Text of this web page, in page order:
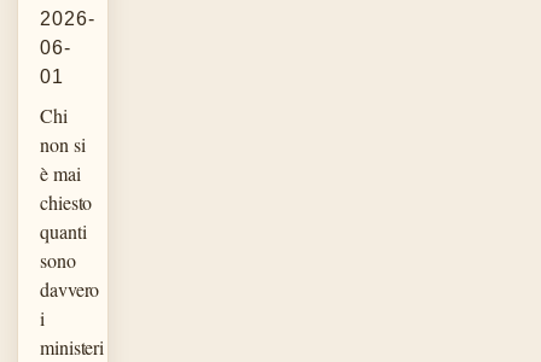
2026-
06-
01
Chi
non si
è mai
chiesto
quanti
sono
davvero
i
ministeri